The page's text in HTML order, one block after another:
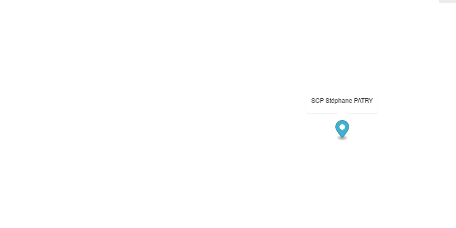
SCP Stéphane PATRY